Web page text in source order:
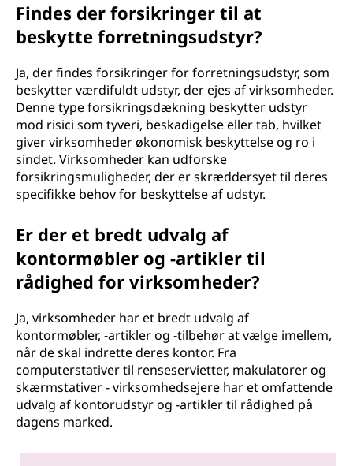
Findes der forsikringer til at
beskytte forretningsudstyr?
Ja, der findes forsikringer for forretningsudstyr, som
beskytter værdifuldt udstyr, der ejes af virksomheder.
Denne type forsikringsdækning beskytter udstyr
mod risici som tyveri, beskadigelse eller tab, hvilket
giver virksomheder økonomisk beskyttelse og ro i
sindet. Virksomheder kan udforske
forsikringsmuligheder, der er skræddersyet til deres
specifikke behov for beskyttelse af udstyr.
Er der et bredt udvalg af
kontormøbler og -artikler til
rådighed for virksomheder?
Ja, virksomheder har et bredt udvalg af
kontormøbler, -artikler og -tilbehør at vælge imellem,
når de skal indrette deres kontor. Fra
computerstativer til renseservietter, makulatorer og
skærmstativer - virksomhedsejere har et omfattende
udvalg af kontorudstyr og -artikler til rådighed på
dagens marked.